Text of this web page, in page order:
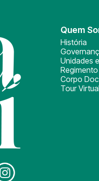
Quem
História
Unidades
Corpo
Tour Virtual